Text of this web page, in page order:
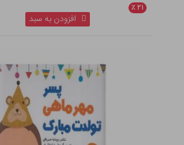
۲۱ ٪
افزودن به سبد